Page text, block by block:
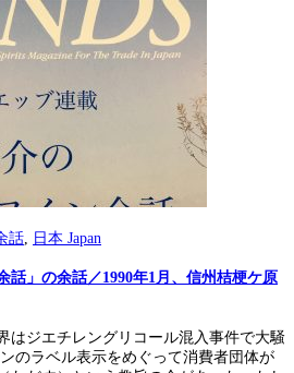
話 日本 Japan
話」の余話／1990年1月、信州桔梗ケ原
はジエチレングリコール混入事件で大騒
のラベル表示をめぐって消費者団体が